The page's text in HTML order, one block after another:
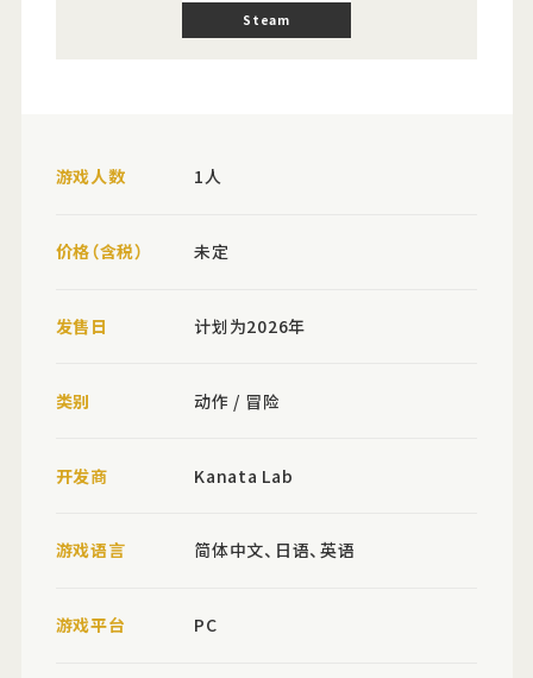
Steam
游戏人数 1人
价格（含税） 未定
发售日 计划为2026年
类别 动作 / 冒险
开发商 Kanata Lab
游戏语言 简体中文、日语、英语
游戏平台 PC